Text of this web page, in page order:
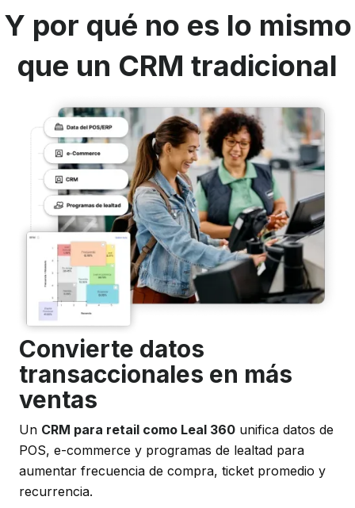
Y por qué no es lo mismo
que un CRM tradicional
Convierte datos
transaccionales en más
ventas
Un CRM para retail como Leal 360 unifica datos de
POS, e-commerce y programas de lealtad para
aumentar frecuencia de compra, ticket promedio y
recurrencia.